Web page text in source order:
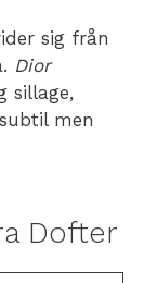
sig från
Dior
sillage,
men
Dofter